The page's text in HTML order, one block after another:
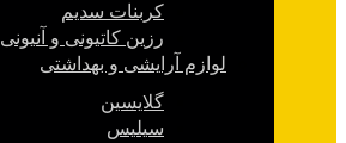
کربنات سدیم
رزین کاتیونی و آنیونی
لوازم آرایشی و بهداشتی
گلایسین
سیلیس